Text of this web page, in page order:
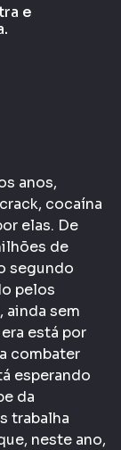
e
anos,
cocaína
elas. De
de
segundo
pelos
ainda sem
está por
combater
esperando
da
trabalha
neste ano,